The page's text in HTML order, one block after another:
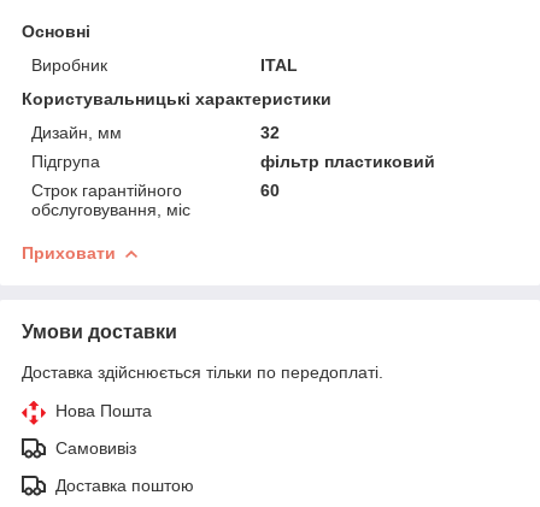
Основні
Виробник
ITAL
Користувальницькі характеристики
Дизайн, мм
32
Підгрупа
фільтр пластиковий
Строк гарантійного
обслуговування, міс
60
Приховати
Умови доставки
Доставка здійснюється тільки по передоплаті.
Нова Пошта
Самовивіз
Доставка поштою